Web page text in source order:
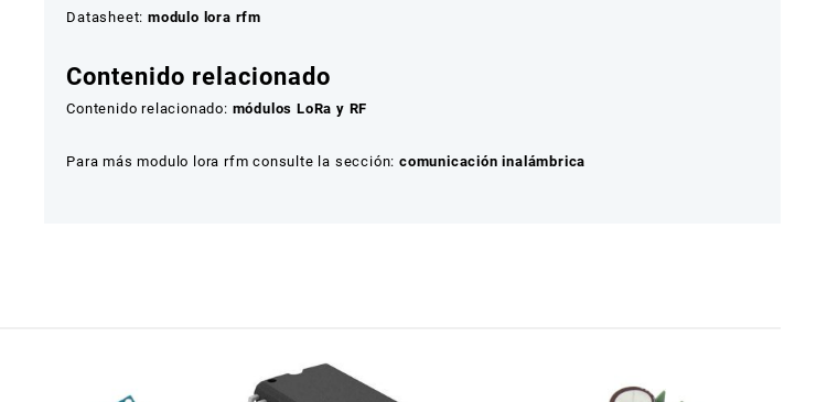
Datasheet:modulo lora rfm
Contenido relacionado
Contenido relacionado: módulos LoRa y RF
Para más modulo lora rfm consulte la sección:comunicación inalámbrica